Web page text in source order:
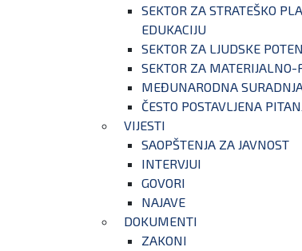
SEKTOR ZA STRATEŠKO
EDUKACIJU
SEKTOR ZA LJUDSKE
SEKTOR ZA MATERIJALNO-
MEĐUNARODNA
ČESTO POSTAVLJENA
VIJESTI
SAOPŠTENJA ZA JAVNOST
INTERVJUI
GOVORI
NAJAVE
DOKUMENTI
ZAKONI